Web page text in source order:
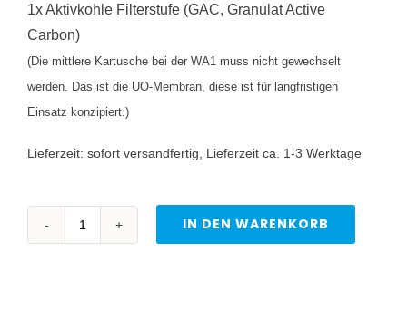
1x Aktivkohle Filterstufe (GAC, Granulat Active
Carbon)
(Die mittlere Kartusche bei der WA1 muss nicht gewechselt
werden. Das ist die UO-Membran, diese ist für langfristigen
Einsatz konzipiert.)
Lieferzeit: sofort versandfertig, Lieferzeit ca. 1-3 Werktage
IN DEN WARENKORB